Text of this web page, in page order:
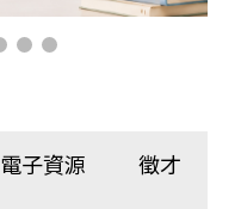
電子資源 徵才